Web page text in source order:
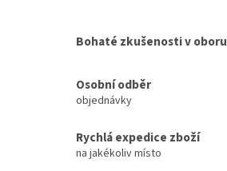
Bohaté zkušenosti v oboru
Osobní odběr
objednávky
Rychlá expedice zboží
na jakékoliv místo